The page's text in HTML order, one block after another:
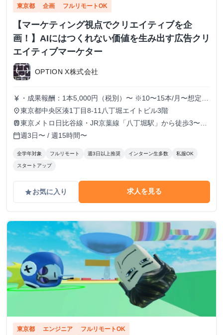
東京都 企画 フルリモートOK
【マーケティング視点でクリエイティブを企
画！】AIにはつくれない価値を生み出す広告クリ
エイティブマーケター
OPTION X株式会社
currency_yen ・成果報酬：1本5,000円（税別）〜 ※10〜15本/月〜想定
※経験、実績、能力等によって変動 ※トライアル期間の場
合変動あり
place東京都中央区湊1丁目8-11八丁堀エイトビル3階
train東京メトロ日比谷線・JR京葉線「八丁堀駅」から徒歩3〜6
分
calendar_today週3日〜 / 週15時間〜
全学年対象 フルリモート 週3日以上推奨 インターン生多数 私服OK
スタートアップ
gradeお気に入り 求人を見る
東京都 エンジニア フルリモートOK